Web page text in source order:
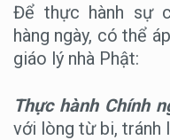
Để thực hành sự
hàng ngày, có thể
giáo lý nhà Phật:
Thực hành Chính
với lòng từ bi, tránh